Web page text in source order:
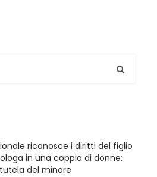
riconosce i diritti del figlio
in una coppia di donne:
del minore